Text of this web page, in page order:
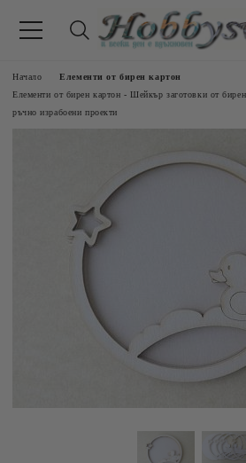
Начало
Елементи от бирен картон
Елементи от бирен картон - Шейкър заготовки от
ръчно израбоени проекти